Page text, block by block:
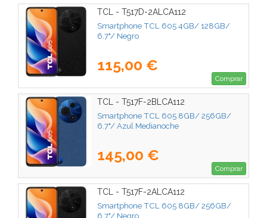
TCL - T517D-2ALCA112
Smartphone TCL 605 4GB/ 128GB/
6.7"/ Negro
115,00 €
Comprar
TCL - T517F-2BLCA112
Smartphone TCL 605 8GB/ 256GB/
6.7"/ Azul Medianoche
145,00 €
Comprar
TCL - T517F-2ALCA112
Smartphone TCL 605 8GB/ 256GB/
6.7"/ Negro